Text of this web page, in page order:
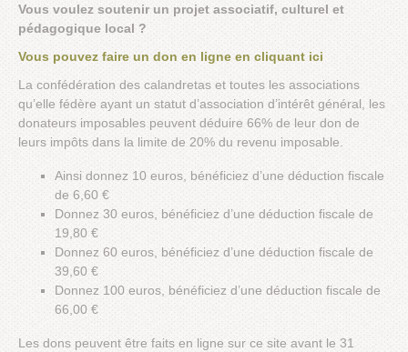
Vous voulez soutenir un projet associatif, culturel et
pédagogique local ?
Vous pouvez faire un don en ligne en cliquant ici
La confédération des calandretas et toutes les associations
qu’elle fédère ayant un statut d’association d’intérêt général, les
donateurs imposables peuvent déduire 66% de leur don de
leurs impôts dans la limite de 20% du revenu imposable.
Ainsi donnez 10 euros, bénéficiez d’une déduction fiscale
de 6,60 €
Donnez 30 euros, bénéficiez d’une déduction fiscale de
19,80 €
Donnez 60 euros, bénéficiez d’une déduction fiscale de
39,60 €
Donnez 100 euros, bénéficiez d’une déduction fiscale de
66,00 €
Les dons peuvent être faits en ligne sur ce site avant le 31